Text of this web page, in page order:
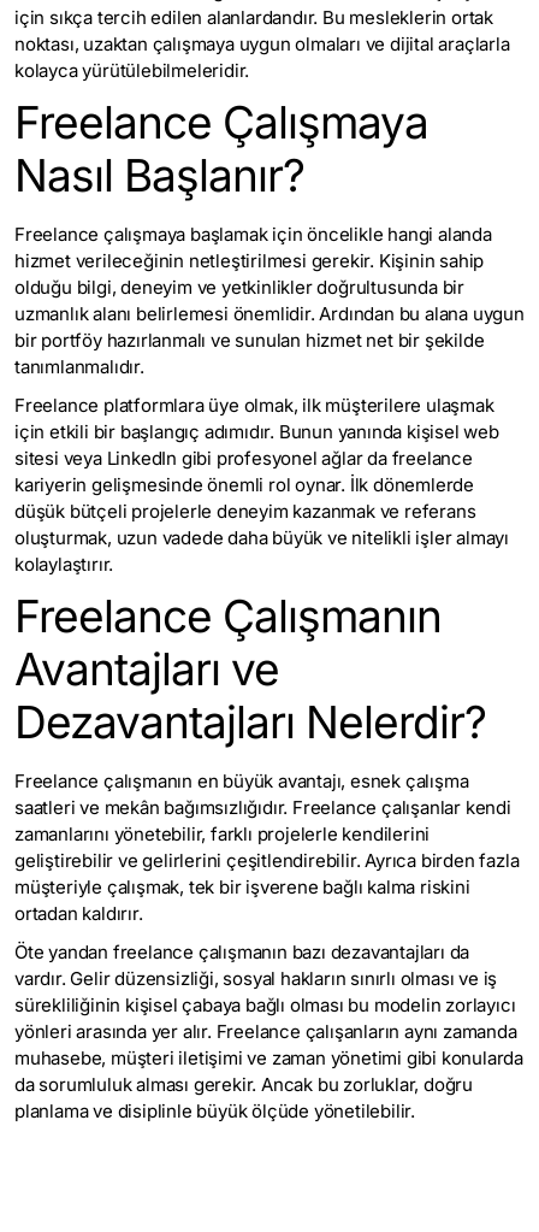
için sıkça tercih edilen alanlardandır. Bu mesleklerin ortak
noktası, uzaktan çalışmaya uygun olmaları ve dijital araçlarla
kolayca yürütülebilmeleridir.
Freelance Çalışmaya
Nasıl Başlanır?
Freelance çalışmaya başlamak için öncelikle hangi alanda
hizmet verileceğinin netleştirilmesi gerekir. Kişinin sahip
olduğu bilgi, deneyim ve yetkinlikler doğrultusunda bir
uzmanlık alanı belirlemesi önemlidir. Ardından bu alana uygun
bir portföy hazırlanmalı ve sunulan hizmet net bir şekilde
tanımlanmalıdır.
Freelance platformlara üye olmak, ilk müşterilere ulaşmak
için etkili bir başlangıç adımıdır. Bunun yanında kişisel web
sitesi veya LinkedIn gibi profesyonel ağlar da freelance
kariyerin gelişmesinde önemli rol oynar. İlk dönemlerde
düşük bütçeli projelerle deneyim kazanmak ve referans
oluşturmak, uzun vadede daha büyük ve nitelikli işler almayı
kolaylaştırır.
Freelance Çalışmanın
Avantajları ve
Dezavantajları Nelerdir?
Freelance çalışmanın en büyük avantajı, esnek çalışma
saatleri ve mekân bağımsızlığıdır. Freelance çalışanlar kendi
zamanlarını yönetebilir, farklı projelerle kendilerini
geliştirebilir ve gelirlerini çeşitlendirebilir. Ayrıca birden fazla
müşteriyle çalışmak, tek bir işverene bağlı kalma riskini
ortadan kaldırır.
Öte yandan freelance çalışmanın bazı dezavantajları da
vardır. Gelir düzensizliği, sosyal hakların sınırlı olması ve iş
sürekliliğinin kişisel çabaya bağlı olması bu modelin zorlayıcı
yönleri arasında yer alır. Freelance çalışanların aynı zamanda
muhasebe, müşteri iletişimi ve zaman yönetimi gibi konularda
da sorumluluk alması gerekir. Ancak bu zorluklar, doğru
planlama ve disiplinle büyük ölçüde yönetilebilir.